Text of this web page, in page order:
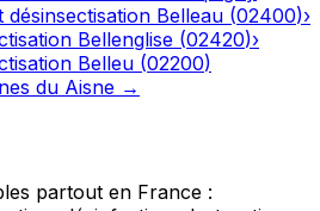
désinsectisation Belleau (02400)›
Bellenglise (02420)›
Belleu (02200)
du Aisne →
partout en France :